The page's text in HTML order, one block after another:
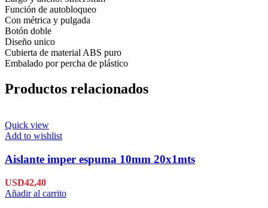
Función de autobloqueo
Con métrica y pulgada
Botón doble
Diseño unico
Cubierta de material ABS puro
Embalado por percha de plástico
Productos relacionados
Quick view
Add to wishlist
Aislante imper espuma 10mm 20x1mts
USD42,40
Añadir al carrito